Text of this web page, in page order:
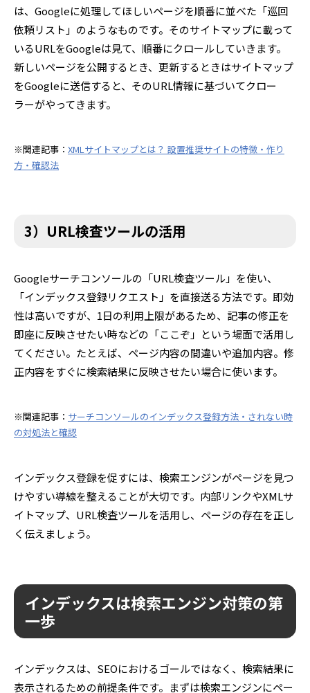
は、Googleに処理してほしいページを順番に並べた「巡回
依頼リスト」のようなものです。そのサイトマップに載って
いるURLをGoogleは見て、順番にクロールしていきます。
新しいページを公開するとき、更新するときはサイトマップ
をGoogleに送信すると、そのURL情報に基づいてクロー
ラーがやってきます。
※関連記事： XMLサイトマップとは？ 設置推奨サイトの特徴・作り
方・確認法
3）URL検査ツールの活用
Googleサーチコンソールの「URL検査ツール」を使い、
「インデックス登録リクエスト」を直接送る方法です。即効
性は高いですが、1日の利用上限があるため、記事の修正を
即座に反映させたい時などの「ここぞ」という場面で活用し
てください。たとえば、ページ内容の間違いや追加内容。修
正内容をすぐに検索結果に反映させたい場合に使います。
※関連記事： サーチコンソールのインデックス登録方法・されない時
の対処法と確認
インデックス登録を促すには、検索エンジンがページを見つ
けやすい導線を整えることが大切です。内部リンクやXMLサ
イトマップ、URL検査ツールを活用し、ページの存在を正し
く伝えましょう。
インデックスは検索エンジン対策の第
一歩
インデックスは、SEOにおけるゴールではなく、検索結果に
表示されるための前提条件です。まずは検索エンジンにペー